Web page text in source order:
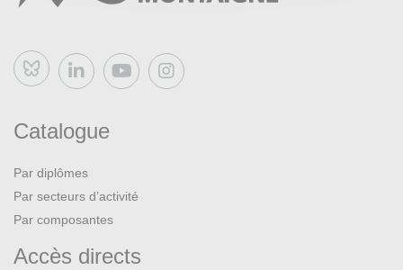
Bluesky
Catalogue
Par diplômes
Par secteurs d’activité
Par composantes
Accès directs